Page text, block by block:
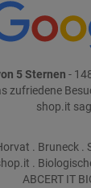
5 Sternen -
zufriedene
shop.it
. Bruneck .
.
ABCERT IT